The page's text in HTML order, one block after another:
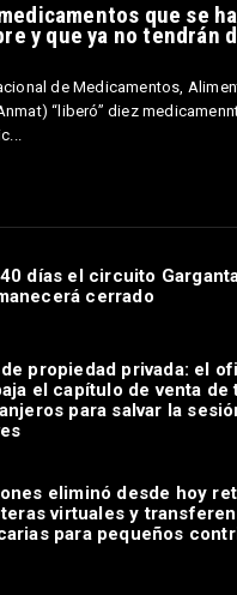
que se
y que ya no tendrán
de Medicamentos,
“liberó” diez
días el circuito
cerrado
propiedad privada: el
el capítulo de venta de
para salvar la
eliminó desde hoy
virtuales y
para pequeños